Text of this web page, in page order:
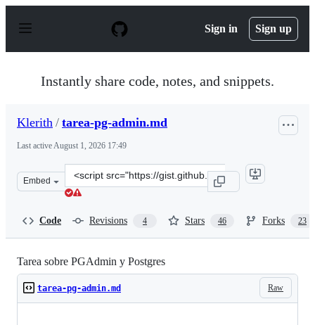
p
Sign in Sign up
Instantly share code, notes, and snippets.
Klerith / tarea-pg-admin.md
Last activeAugust 1, 2026 17:49
Embed
Clone
this
Code Revisions 4 Stars 46 Forks 23
Tarea sobre PGAdmin y Postgres
Raw
tarea-pg-admin.md